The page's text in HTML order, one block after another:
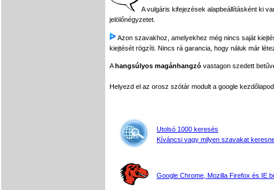
A vulgáris kifejezések alapbeállításként ki
jelölőnégyzetet.
Azon szavakhoz, amelyekhez még nincs saját
kiejtését rögzíti. Nincs rá garancia, hogy náluk már
Ahangsúlyos magánhangzó vastagon szedett
Helyezd el az orosz szótár modult a google
Utolsó 1000 keresés
Kíváncsi vagy milyen szavakat
Google Chrome, Mozilla Firefox és IE